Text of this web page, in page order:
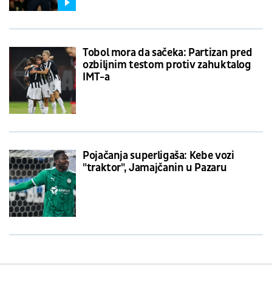
Tobol mora da sačeka: Partizan pred
ozbiljnim testom protiv zahuktalog
IMT-a
Pojačanja superligaša: Kebe vozi
"traktor", Jamajčanin u Pazaru